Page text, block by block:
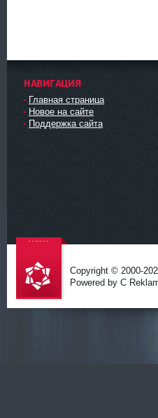
НАВИГАЦИЯ
Главная страница
Новое на сайте
Поддержка сайта
Проект
Copyright © 2000-
Powered by C